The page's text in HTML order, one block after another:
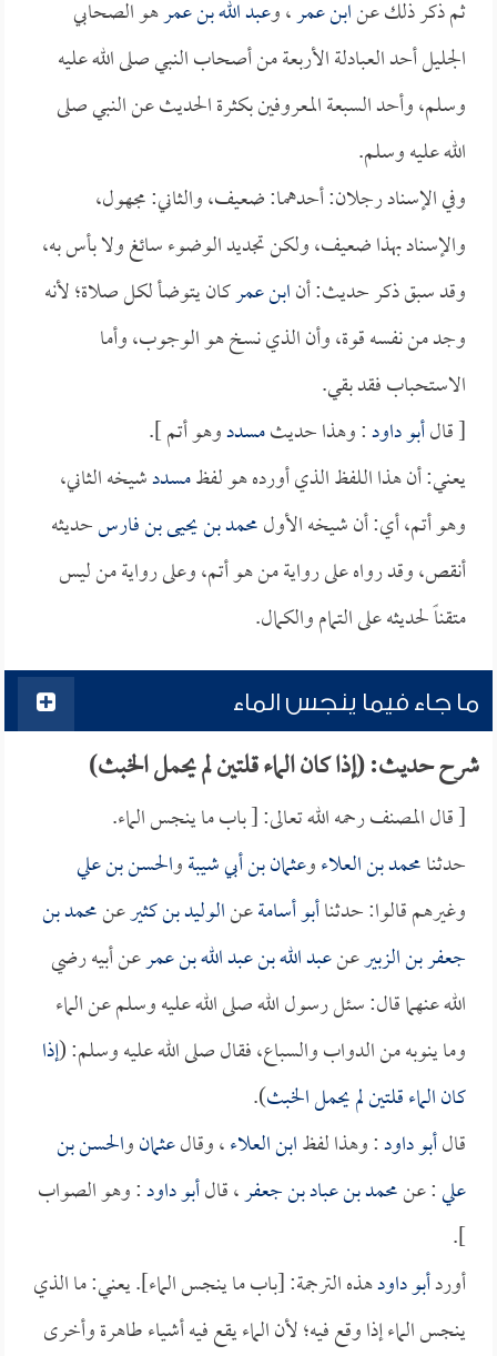
ثم ذكر ذلك عنابن عمر، وعبد الله بن عمرهو الصحابي
الجليل أحد العبادلة الأربعة من أصحاب النبي صلى الله عليه
وسلم، وأحد السبعة المعروفين بكثرة الحديث عن النبي صلى
الله عليه وسلم.
وفي الإسناد رجلان: أحدهما: ضعيف، والثاني: مجهول،
والإسناد بهذا ضعيف، ولكن تجديد الوضوء سائغ ولا بأس به،
وقد سبق ذكر حديث: أنابن عمركان يتوضأ لكل صلاة؛ لأنه
وجد من نفسه قوة، وأن الذي نسخ هو الوجوب، وأما
الاستحباب فقد بقي.
[ قالأبو داود: وهذا حديثمسددوهو أتم ].
يعني: أن هذا اللفظ الذي أورده هو لفظمسددشيخه الثاني،
وهو أتم، أي: أن شيخه الأولمحمد بن يحيى بن فارسحديثه
أنقص، وقد رواه على رواية من هو أتم، وعلى رواية من ليس
متقناً لحديثه على التمام والكمال.
ما جاء فيما ينجس الماء
شرح حديث: (إذا كان الماء قلتين لم يحمل الخبث)
[ قال المصنف رحمه الله تعالى: [ باب ما ينجس الماء.
حدثنامحمد بن العلاءوعثمان بن أبي شيبةوالحسن بن علي
وغيرهم قالوا: حدثناأبو أسامةعنالوليد بن كثيرعنمحمد بن
جعفر بن الزبيرعنعبد الله بن عبد الله بن عمرعن أبيه رضي
الله عنهما قال: سئل رسول الله صلى الله عليه وسلم عن الماء
وما ينوبه من الدواب والسباع، فقال صلى الله عليه وسلم: (إذا
كان الماء قلتين لم يحمل الخبث).
قالأبو داود: وهذا لفظابن العلاء، وقالعثمانوالحسن بن
علي: عنمحمد بن عباد بن جعفر، قالأبو داود: وهو الصواب
].
أوردأبو داودهذه الترجمة: [باب ما ينجس الماء]. يعني: ما الذي
ينجس الماء إذا وقع فيه؛ لأن الماء يقع فيه أشياء طاهرة وأخرى